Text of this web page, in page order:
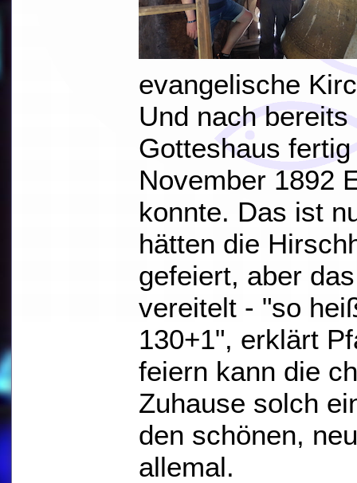
evangelische
Und nach
Gotteshaus
November 1892
konnte. Das ist
hätten die
gefeiert, aber
vereitelt - "so
130+1", erklärt
feiern kann die
Zuhause solch
den schönen,
allemal.